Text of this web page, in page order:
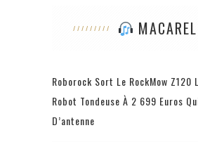
MACAREL
Roborock Sort Le RockMow Z120
Robot Tondeuse À 2 699 Euros
D’antenne